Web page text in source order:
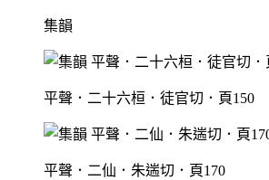
集韻
平聲．二十六桓．徒官切．頁150
平聲．二仙．朱遄切．頁170